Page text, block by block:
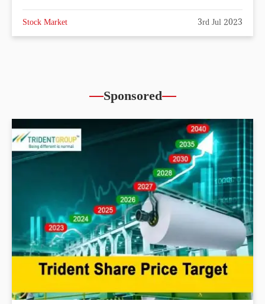
Stock Market 3rd Jul 2023
Sponsored